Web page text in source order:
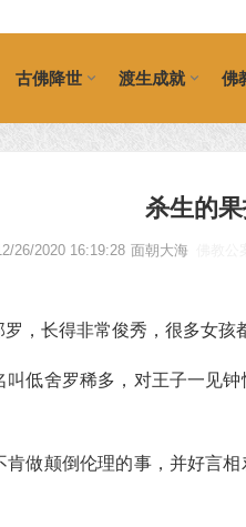
古佛降世 渡生成就 佛
杀生的
26/2020 16:19:28 面朝大海
长得非常俊秀，很多女孩
叫低舍罗稀多，对王子一见
做颠倒伦理的事，并好言